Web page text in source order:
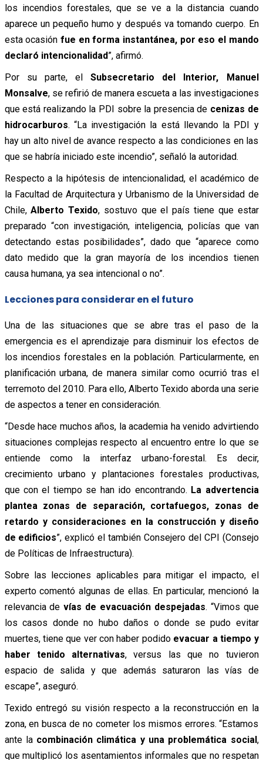
los incendios forestales, que se ve a la distancia cuando
aparece un pequeño humo y después va tomando cuerpo. En
esta ocasión fue en forma instantánea, por eso el mando
declaró intencionalidad”, afirmó.
Por su parte, elSubsecretario del Interior, Manuel
Monsalve, se refirió de manera escueta a las investigaciones
que está realizando la PDI sobre la presencia de cenizas de
hidrocarburos. “La investigación la está llevando la PDI y
hay un alto nivel de avance respecto a las condiciones en las
que se habría iniciado este incendio”, señaló la autoridad.
Respecto a la hipótesis de intencionalidad, el académico de
la Facultad de Arquitectura y Urbanismo de la Universidad de
Chile,Alberto Texido, sostuvo que el país tiene que estar
preparado “con investigación, inteligencia, policías que van
detectando estas posibilidades”, dado que “aparece como
dato medido que la gran mayoría de los incendios tienen
causa humana, ya sea intencional o no”.
Lecciones para considerar en el futuro
Una de las situaciones que se abre tras el paso de la
emergencia es el aprendizaje para disminuir los efectos de
los incendios forestales en la población. Particularmente, en
planificación urbana, de manera similar como ocurrió tras el
terremoto del 2010. Para ello, Alberto Texido aborda una serie
de aspectos a tener en consideración.
“Desde hace muchos años, la academia ha venido advirtiendo
situaciones complejas respecto al encuentro entre lo que se
entiende como la interfaz urbano-forestal. Es decir,
crecimiento urbano y plantaciones forestales productivas,
que con el tiempo se han ido encontrando. La advertencia
plantea zonas de separación, cortafuegos, zonas de
retardo y consideraciones en la construcción y diseño
de edificios”, explicó el también Consejero del CPI (Consejo
de Políticas de Infraestructura).
Sobre las lecciones aplicables para mitigar el impacto, el
experto comentó algunas de ellas. En particular, mencionó la
relevancia de vías de evacuación despejadas. “Vimos que
los casos donde no hubo daños o donde se pudo evitar
muertes, tiene que ver con haber podido evacuar a tiempo y
haber tenido alternativas, versus las que no tuvieron
espacio de salida y que además saturaron las vías de
escape”, aseguró.
Texido entregó su visión respecto a la reconstrucción en la
zona, en busca de no cometer los mismos errores. “Estamos
ante la combinación climática y una problemática social,
que multiplicó los asentamientos informales que no respetan